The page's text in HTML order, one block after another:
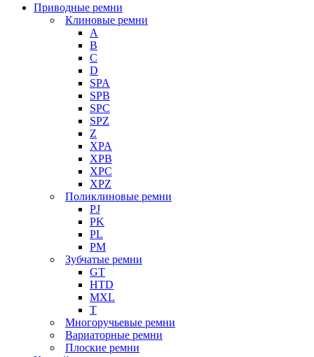
Приводные ремни
Клиновые ремни
A
B
C
D
SPA
SPB
SPC
SPZ
Z
XPA
XPB
XPC
XPZ
Поликлиновые ремни
PJ
PK
PL
PM
Зубчатые ремни
GT
HTD
MXL
Т
Многоручьевые ремни
Вариаторные ремни
Плоские ремни